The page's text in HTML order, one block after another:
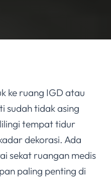
ke ruang IGD atau
sudah tidak asing
tempat tidur
dekorasi. Ada
sekat ruangan medis
paling penting di